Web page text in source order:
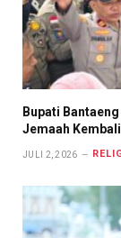
Bupati
Jemaah
JULI 2, 2026